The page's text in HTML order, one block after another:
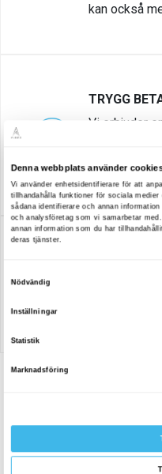
kan också
TRYGG
Vi erbjuder
välkommen
monteras,